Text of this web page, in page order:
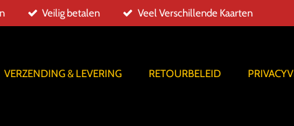
Veilig betalen Veel Verschillende Kaarten
VERZENDING & LEVERING RETOURBELEID